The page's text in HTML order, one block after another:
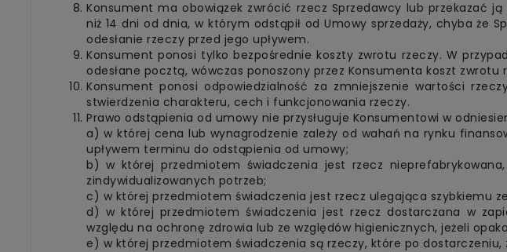
Konsument ma obowiązek zwrócić rzecz Sprzedawcy lub przekazać
niż 14 dni od dnia, w którym odstąpił od Umowy sprzedaży, chyba że
odesłanie rzeczy przed jego upływem.
Konsument ponosi tylko bezpośrednie koszty zwrotu rzeczy. W
odesłane pocztą, wówczas ponoszony przez Konsumenta koszt
Konsument ponosi odpowiedzialność za zmniejszenie wartości
stwierdzenia charakteru, cech i funkcjonowania rzeczy.
Prawo odstąpienia od umowy nie przysługuje Konsumentowi w
a) w której cena lub wynagrodzenie zależy od wahań na rynku
upływem terminu do odstąpienia od umowy;
b) w której przedmiotem świadczenia jest rzecz
zindywidualizowanych potrzeb;
c) w której przedmiotem świadczenia jest rzecz ulegająca szybkiemu
d) w której przedmiotem świadczenia jest rzecz dostarczana w
względu na ochronę zdrowia lub ze względów higienicznych, jeżeli
e) w której przedmiotem świadczenia są rzeczy, które po